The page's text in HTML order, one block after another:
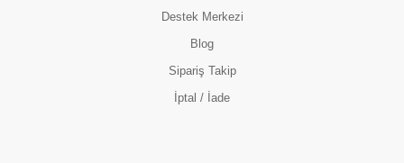
Destek Merkezi
Blog
Sipariş Takip
İptal / İade